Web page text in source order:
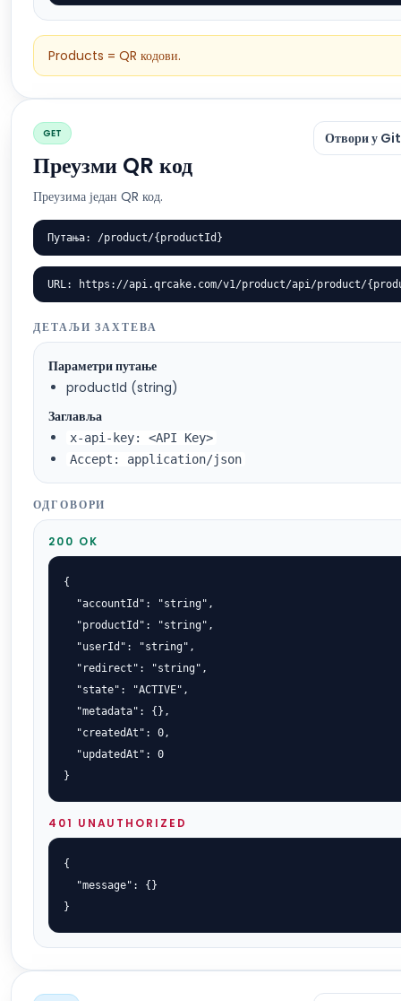
Products = QR кодови.
GET
Преузми QR код
Преузима један QR код.
Отвори у
Путања: /product/{productId}
URL: https://api.qrcake.com/v1/product/api/product/
ДЕТАЉИ ЗАХТЕВА
Параметри путање
productId (string)
Заглавља
x-api-key: <API Key>
Accept: application/json
ОДГОВОРИ
200 OK
{
  "accountId": "string",
  "productId": "string",
  "userId": "string",
  "redirect": "string",
  "state": "ACTIVE",
  "metadata": {},
  "createdAt": 0,
  "updatedAt": 0
}
401 UNAUTHORIZED
{
  "message": {}
}